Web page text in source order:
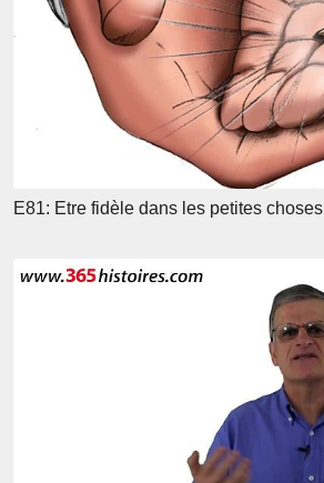
E81: Etre fidèle dans les petites choses